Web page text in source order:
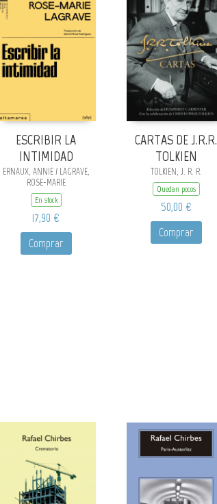
ESCRIBIR LA
INTIMIDAD
ERNAUX, ANNIE / LAGRAVE,
ROSE-MARIE
En stock
17,90 €
Comprar
CARTAS DE J.R.R.
TOLKIEN
TOLKIEN, J. R. R.
Quedan pocos
50,00 €
Comprar